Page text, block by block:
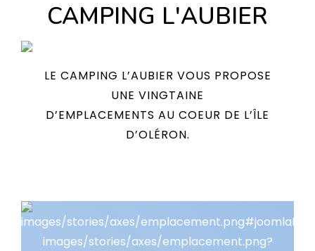
CAMPING L'AUBIER
LE CAMPING L’AUBIER VOUS PROPOSE
UNE VINGTAINE
D’EMPLACEMENTS AU COEUR DE L’ÎLE
D’OLÉRON.